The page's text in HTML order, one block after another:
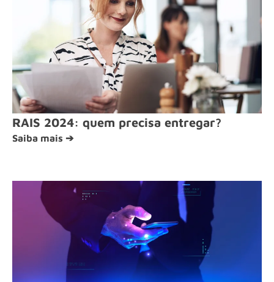
RAIS 2024: quem precisa entregar?
Saiba mais ➔